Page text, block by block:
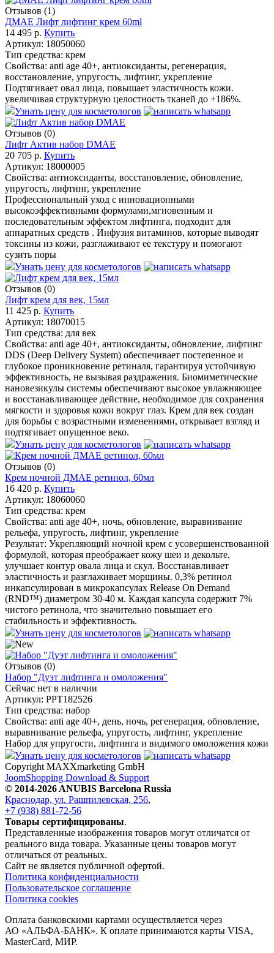
Отзывов (1)
ДМАЕ Лифт лифтинг крем 60ml
14 495 р. Купить
Артикул: 18050060
Тип средства: крем
Свойства: anti age 40+, антиоксиданты, регенерация,
восстановление, упругость, лифтинг, укрепление
Подтягивает овал лица, повышает эластичность кожи.
увеличивая структурную целостность тканей до +186%.
Узнать цену для косметологов
Отзывов (0)
Лифт Актив набор DMAE
20 705 р. Купить
Артикул: 18000005
Свойства: антиоксиданты, восстановление, обновление,
упругость, лифтинг, укрепление
Профессиональный уход с инновационными
высокоэффективными формулами,мгновенным и
последовательным эффектом лифтинга, подходит для
аппаратных средств . Инфузия витаминов, которые выводят
токсины из кожи, разглаживают ее текстуру и помогают
сузить поры
Узнать цену для косметологов
Отзывов (0)
Лифт крем для век, 15мл
11 425 р. Купить
Артикул: 18070015
Тип средства: для век
Свойства: anti age 40+, антиоксиданты, обновление, лифтинг
DDS (Deep Delivery System) обеспечивает постепенное и
глубокое проникновение ретиналя, гарантируя устойчивую
эффективность, не вызывая раздражения. Биомиметические
нановезикулы системы обеспечивают высокое увлажняющее
и восстанавливающее действие, необходимое для сохранения
мягкости и здоровья кожи вокруг глаз. Крем для век создан
для борьбы с возрастными изменениями, открывает взгляд и
подтягивает опущенное веко.
Узнать цену для косметологов
Отзывов (0)
Крем ночной ДМАЕ ретинол, 60мл
16 420 р. Купить
Артикул: 18060060
Тип средства: крем
Свойства: anti age 40+, ночь, обновление, выравнивание
рельефа, упругость, лифтинг, укрепление
Результат: Укрепляющий ночной крем с усовершенствованной
формулой, которая преображает кожу шеи и декольте,
улучшает контур овала лица и скул. Восстанавливает
эластичность и разглаживает морщины. 0,3% ретинол
инкапсулирован в микрокапсулах Release On Demand
(RND™) диаметром 30-40 м. Каждая капсула содержит 7%
чистого ретинола, что значительно повышает его
стабильность и эффективность.
Узнать цену для косметологов
Отзывов (0)
Набор "Дуэт лифтинга и омоложения"
Сейчас нет в наличии
Артикул: РРТ182526
Тип средства: набор
Свойства: anti age 40+, день, ночь, регенерация, обновление,
выравнивание рельефа, упругость, лифтинг, укрепление
Набор для упругости, лифтинга и видимого омоложения кожи
Узнать цену для косметологов
Copyright MAXXmarketing GmbH
JoomShopping Download & Support
© 2014-2026 ANUBIS Barcelona Russia
Краснодар, ул. Рашпилевская, 256,
+7 (938) 881-72-56
Товары сертифицированы.
Представленные изображения товаров могут отличатся от
реального вида товара. Указанные цены товаров могут
отличаться от реальных.
Сайт не является публичной офертой.
Политика конфиденциальности
Пользовательское соглашение
Политика cookies
Оплата банковскими картами осуществляется через
АО «АЛЬФА-БАНК». К оплате принимаются карты VISA,
MasterCard, МИР.